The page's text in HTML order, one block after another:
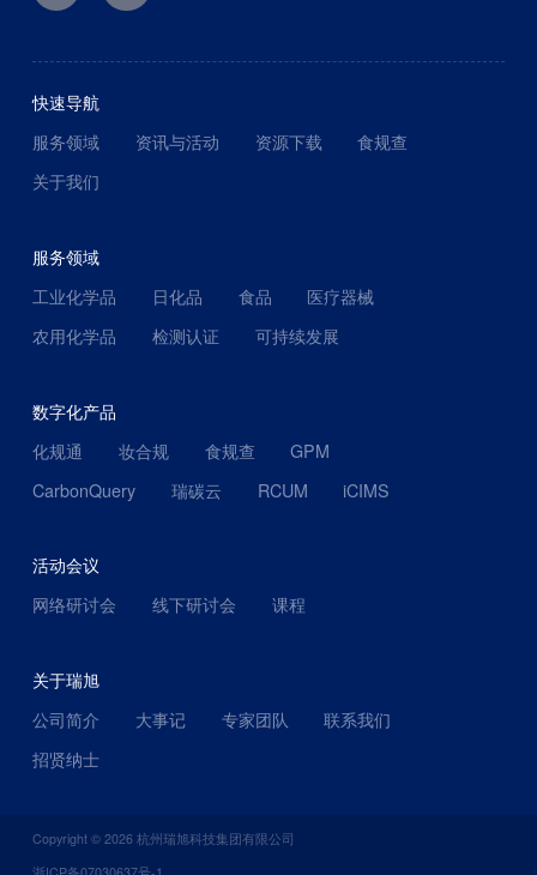
快速导航
服务领域
资讯与活动 资源下载
食规查
关于我们
服务领域
工业化学品
日化品 食品
医疗器械
农用化学品
检测认证 可持续发展
数字化产品
化规通
妆合规 食规查
GPM
CarbonQuery
瑞碳云 RCUM iCIMS
活动会议
网络研讨会
线下研讨会 课程
关于瑞旭
公司简介
大事记 专家团队
联系我们
招贤纳士
Copyright © 2026杭州瑞旭科技集团有限公司